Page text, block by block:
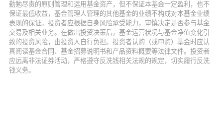
勤勉尽责的原则管理和运用基金资产，但不保证本基金一定盈利，也不
保证最低收益，基金管理人管理的其他基金的业绩不构成对本基金业绩
表现的保证。投资者应根据自身风险承受能力，审慎决定是否参与基金
交易及相关业务。在做出投资决策后，基金运营状况与基金净值变化引
致的投资风险，由投资人自行负担。投资者认购（或申购）基金时应认
真阅读基金合同、基金招募说明书和产品资料概要等法律文件。投资者
应远离非法证券活动，严格遵守反洗钱相关法规的规定，切实履行反洗
钱义务。